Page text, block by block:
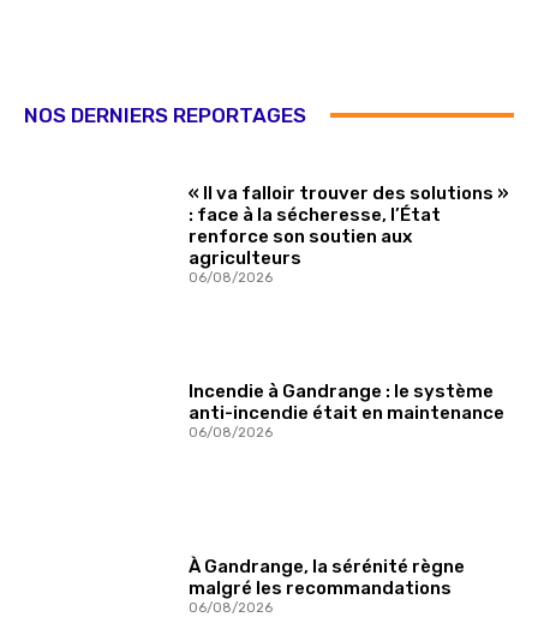
NOS DERNIERS REPORTAGES
« Il va falloir trouver des solutions »
: face à la sécheresse, l’État
renforce son soutien aux
agriculteurs
06/08/2026
Incendie à Gandrange : le système
anti-incendie était en maintenance
06/08/2026
À Gandrange, la sérénité règne
malgré les recommandations
06/08/2026